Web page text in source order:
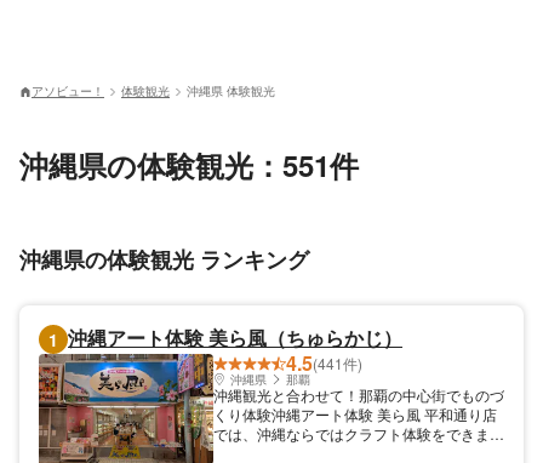
アソビュー！ 体験観光 沖縄県 体験観光
沖縄県の体験観光：551件
沖縄県の体験観光 ランキング
1 沖縄アート体験 美ら風（ちゅらかじ）
4.5(441件)
沖縄県 那覇
沖縄観光と合わせて！那覇の中心街でものづ
くり体験沖縄アート体験 美ら風 平和通り店
では、沖縄ならではクラフト体験をできま